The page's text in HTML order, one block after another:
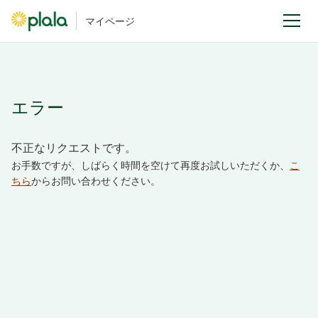
マイページ
エラー
不正なリクエストです。
お手数ですが、しばらく時間を空けて再度お試しいただくか、
こ
ちらからお問い合わせください。